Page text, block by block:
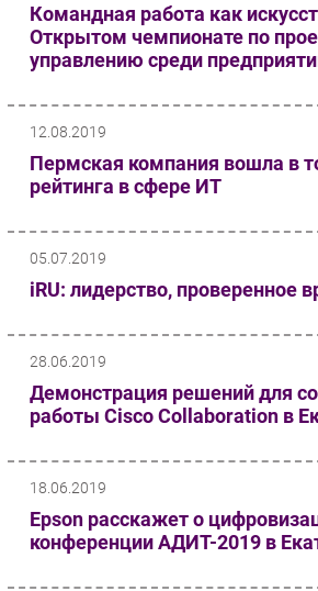
Командная работа как
Открытом чемпионате по
управлению среди
12.08.2019
Пермская компания вошла в
рейтинга в сфере ИТ
05.07.2019
iRU: лидерство, проверенное
28.06.2019
Демонстрация решений для
работы Cisco Collaboration в
18.06.2019
Epson расскажет о
конференции АДИТ-2019 в